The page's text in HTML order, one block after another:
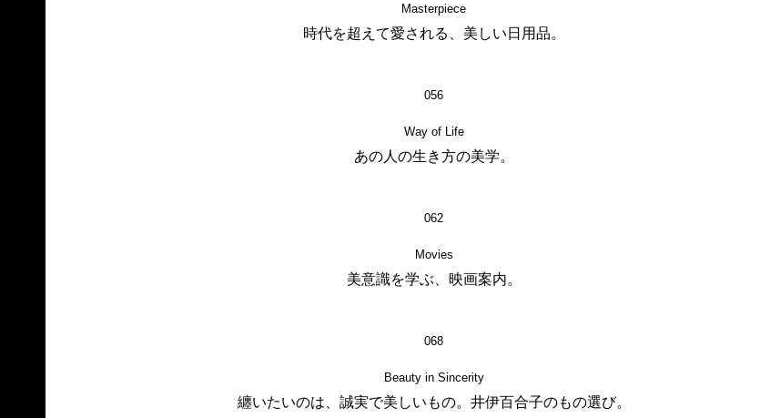
Masterpiece
時代を超えて愛される、美しい日用品。
056
Way of Life
あの人の生き方の美学。
062
Movies
美意識を学ぶ、映画案内。
068
Beauty in Sincerity
纏いたいのは、誠実で美しいもの。井伊百合子のもの選び。